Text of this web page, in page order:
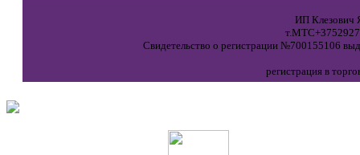
ИП Клезович
Свидетельство о регистрации №700155106
регистрация в